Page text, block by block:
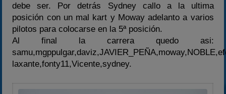
debe ser. Por detrás Sydney callo a la ultima
posición con un mal kart y Moway adelanto a varios
pilotos para colocarse en la 5ª posición.
Al final la carrera quedo asi:
laxante,fonty11,Vicente,sydney.